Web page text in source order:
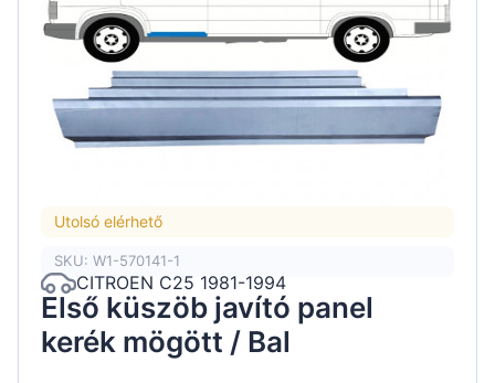
Utolsó elérhető
SKU: W1-570141-1
CITROEN C25 1981-1994
Első küszöb javító panel
kerék mögött / Bal